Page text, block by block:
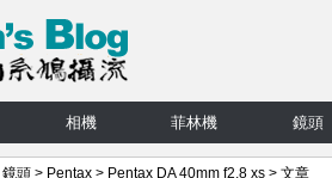
相機 菲林機 鏡頭
鏡頭 > Pentax > Pentax DA 40mm f2.8 xs > 文章